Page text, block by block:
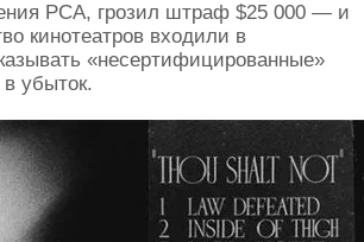
PCA, грозил штраф $25 000 — и
кинотеатров входили в
«несертифицированные»
убыток.